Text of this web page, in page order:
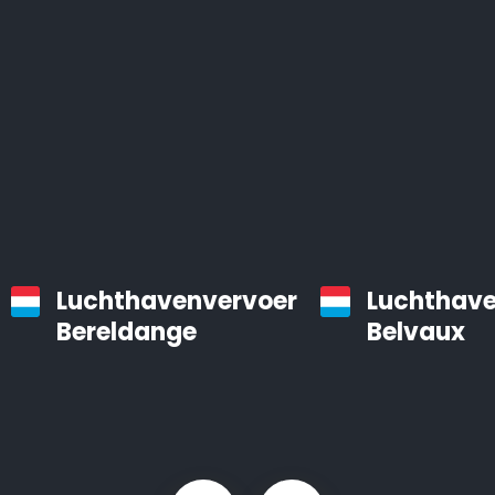
Luchthavenvervoer
Bereldange
Belvaux